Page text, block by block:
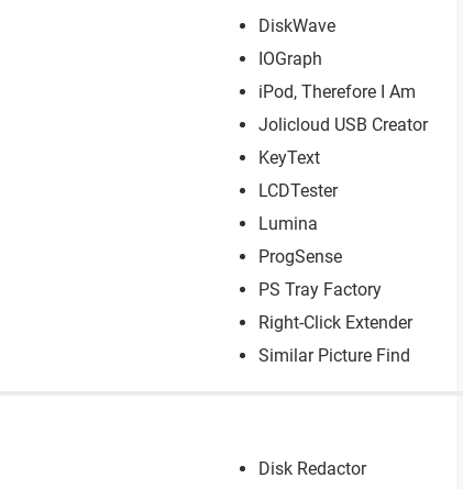
DiskWave
IOGraph
iPod, Therefore I Am
Jolicloud USB Creator
KeyText
LCDTester
Lumina
ProgSense
PS Tray Factory
Right-Click Extender
Similar Picture Find
Disk Redactor